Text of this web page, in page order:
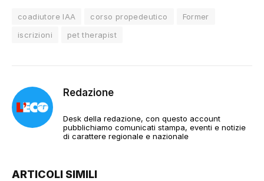
coadiutore IAA corso propedeutico
Former
iscrizioni
pet therapist
Redazione
Desk della redazione, con questo account
pubblichiamo comunicati stampa, eventi e notizie
di carattere regionale e nazionale
ARTICOLI SIMILI